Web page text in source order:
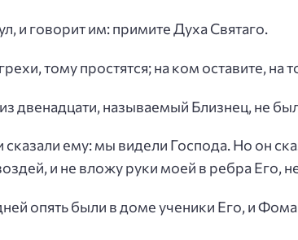
и говорит им: примите Духа Святаго.
тому простятся; на ком оставите, на
двенадцати, называемый Близнец, не
ему: мы видели Господа. Но он
и не вложу руки моей в ребра Его,
опять были в доме ученики Его, и